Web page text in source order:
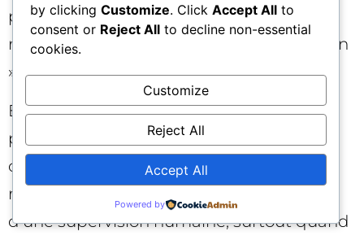
précisions (dates, versions, auteurs,
références). Le réflexe de « triple validation
» reste d’actualité.
En bref : utilisez l’IA comme accélérateur,
pas comme arbitre ultime de la vérité. Ce
comparatif IA montre des performances
remarquables, mais aussi la nécessité
d’une supervision humaine, surtout quand
by clicking Customize. Click Accept All to
consent or Reject All to decline non-essential
cookies.
Customize
Reject All
Accept All
Powered by